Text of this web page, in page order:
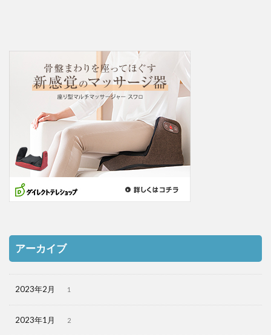
アーカイブ
2023年2月 1
2023年1月 2